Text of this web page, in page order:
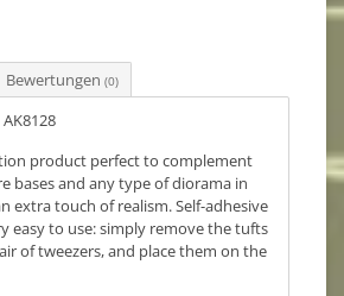
Bewertungen (0)
AK8128
product perfect to complement
bases and any type of diorama in
extra touch of realism. Self-adhesive
easy to use: simply remove the tufts
of tweezers, and place them on the